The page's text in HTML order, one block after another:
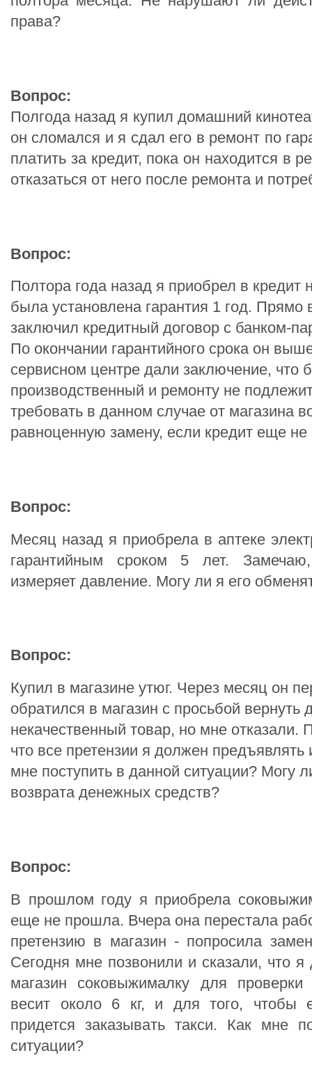
права?
Вопрос:
Полгода назад я купил домашний
он сломался и я сдал его в ремонт по
платить за кредит, пока он находится в
отказаться от него после ремонта и
Вопрос:
Полтора года назад я приобрел в кредит
была установлена гарантия 1 год. Прямо
заключил кредитный договор с банком-
По окончании гарантийного срока он
сервисном центре дали заключение, что
производственный и ремонту не
требовать в данном случае от магазина
равноценную замену, если кредит еще
Вопрос:
Месяц назад я приобрела в аптеке
гарантийным сроком 5 лет.
измеряет давление. Могу ли я его
Вопрос:
Купил в магазине утюг. Через месяц он
обратился в магазин с просьбой вернуть
некачественный товар, но мне отказали.
что все претензии я должен предъявлять
мне поступить в данной ситуации? Могу
возврата денежных средств?
Вопрос:
В прошлом году я приобрела
еще не прошла. Вчера она перестала
претензию в магазин - попросила
Сегодня мне позвонили и сказали, что
магазин соковыжималку для
весит около 6 кг, и для того, чтобы
придется заказывать такси. Как мне
ситуации?